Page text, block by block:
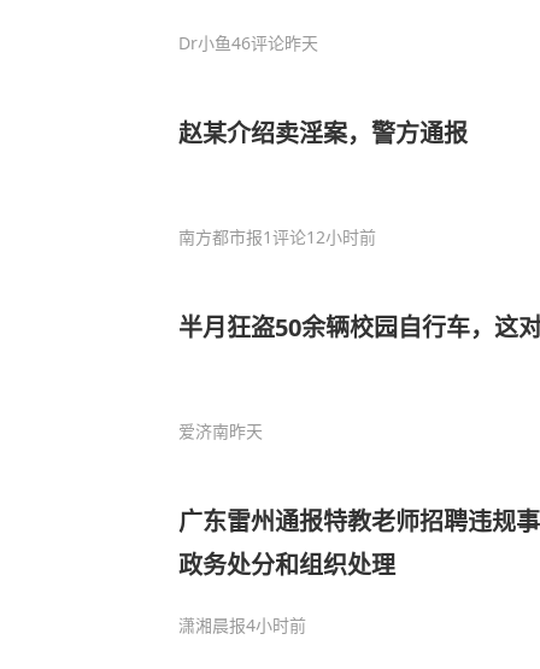
Dr小鱼46评论昨天
赵某介绍卖淫案，警方通报
南方都市报1评论12小时前
半月狂盗50余辆校园自行车，这
爱济南昨天
广东雷州通报特教老师招聘违规
政务处分和组织处理
潇湘晨报4小时前